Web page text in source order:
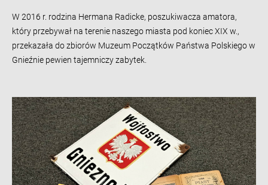
W 2016 r. rodzina Hermana Radicke, poszukiwacza amatora,
który przebywał na terenie naszego miasta pod koniec XIX w.,
przekazała do zbiorów Muzeum Początków Państwa Polskiego w
Gnieźnie pewien tajemniczy zabytek.